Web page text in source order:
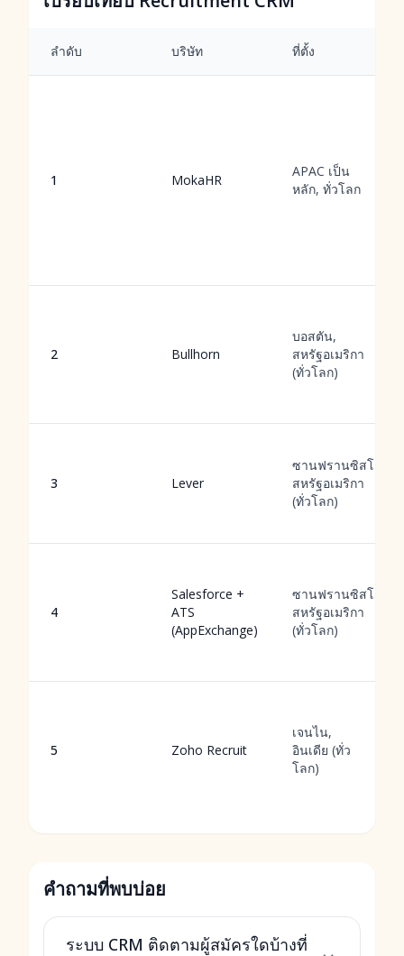
ลำดับ บริษัท ที่ตั้ง
1 MokaHR
APAC เป็น
หลัก, ทั่วโลก
2 Bullhorn
บอสตัน,
สหรัฐอเมริกา
(ทั่วโลก)
3 Lever
ซานฟรานซิสโก,
สหรัฐอเมริกา
(ทั่วโลก)
4
Salesforce +
ATS
(AppExchange)
ซานฟรานซิสโก,
สหรัฐอเมริกา
(ทั่วโลก)
5 Zoho Recruit
เจนไน,
อินเดีย (ทั่ว
โลก)
คำถามที่พบบ่อย
ระบบ CRM ติดตามผู้สมัครใดบ้างที่